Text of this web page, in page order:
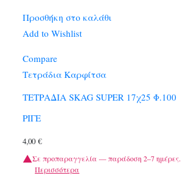
Προσθήκη στο καλάθι
Add to Wishlist
Compare
Τετράδια Καρφίτσα
ΤΕΤΡΑΔΙΑ SKAG SUPER 17χ25 Φ.100
ΡΙΓΕ
4,00 €
Σε προπαραγγελία — παράδοση 2–7 ημέρες.
Περισσότερα